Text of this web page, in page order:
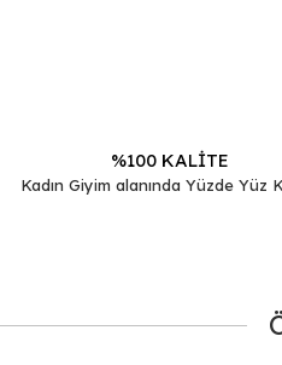
%100 KALİTE
Kadın Giyim alanında Yüzde Yüz